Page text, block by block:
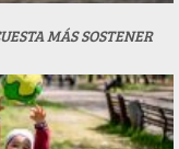
MÁS SOSTENER